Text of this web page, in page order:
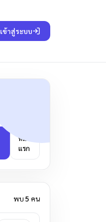
เข้าสู่ระบบ
หน้า
แรก
พบ 5 คน